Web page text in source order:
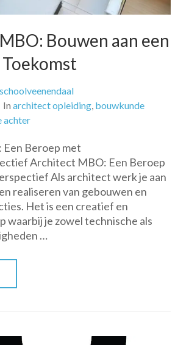
Bouwen aan een
In architect opleiding, bouwkunde
achterop
MBO:
Bouwen
aan
een
Creatieve
Toekomst
Beroep met
Architect MBO: Een Beroep
Als architect werk je aan
realiseren van gebouwen en
Het is een creatief en
waarbij je zowel technische als
…